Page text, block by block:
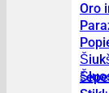
Oro
Šluostės, kempinės,